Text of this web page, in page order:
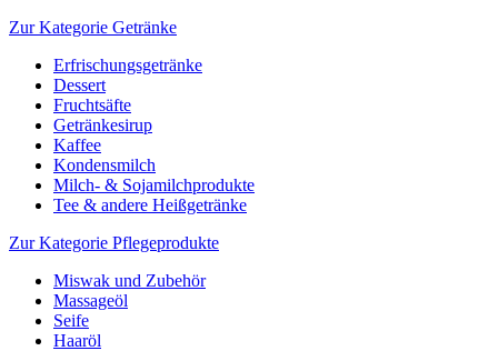
Zur Kategorie Getränke
Erfrischungsgetränke
Dessert
Fruchtsäfte
Getränkesirup
Kaffee
Kondensmilch
Milch- & Sojamilchprodukte
Tee & andere Heißgetränke
Zur Kategorie Pflegeprodukte
Miswak und Zubehör
Massageöl
Seife
Haaröl